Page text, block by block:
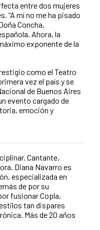
entre dos mujeres
“A mí no me ha pisado
Concha,
Ahora, la
exponente de la
como el Teatro
vez el país y se
de Buenos Aires
evento cargado de
emoción y
Cantante,
Diana Navarro es
especializada en
de por su
fusionar Copla,
tan dispares
Más de 20 años